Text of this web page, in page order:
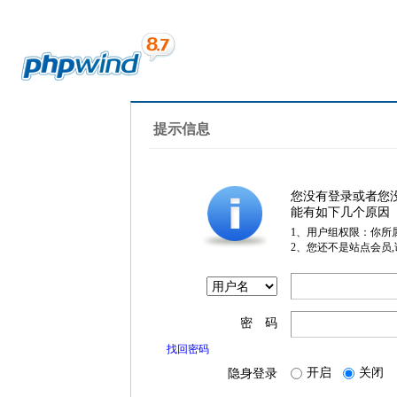
提示信息
您没有登录或者您
能有如下几个原因
1、用户组权限：你所
2、您还不是站点会员
密 码
找回密码
隐身登录 开启 关闭